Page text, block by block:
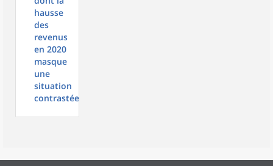
hausse
des
revenus
en 2020
masque
une
situation
contrastée